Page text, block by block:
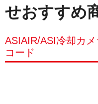
せおすすめ
ASIAIR/ASI冷却カ
コード